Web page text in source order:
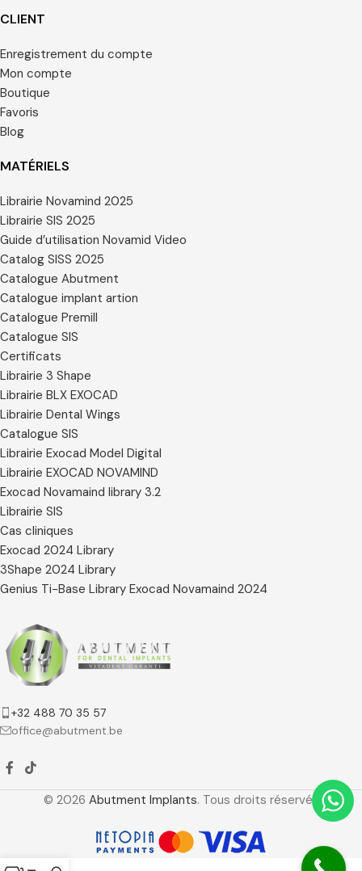
CLIENT
Enregistrement du compte
Mon compte
Boutique
Favoris
Blog
MATÉRIELS
Librairie Novamind 2025
Librairie SIS 2025
Guide d’utilisation Novamid Video
Catalog SISS 2025
Catalogue Abutment
Catalogue implant artion
Catalogue Premill
Catalogue SIS
Certificats
Librairie 3 Shape
Librairie BLX EXOCAD
Librairie Dental Wings
Catalogue SIS
Librairie Exocad Model Digital
Librairie EXOCAD NOVAMIND
Exocad Novamaind library 3.2
Librairie SIS
Cas cliniques
Exocad 2024 Library
3Shape 2024 Library
Genius Ti-Base Library Exocad Novamaind 2024
+32 488 70 35 57
office@abutment.be
© 2026 Abutment Implants. Tous droits réservés